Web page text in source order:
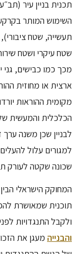
תכנית בניין עיר
השימוש המותר
תעשייה, שטח ציבורי),
שטח עיקרי ושטח
מכך כמו כבישים,
ארצית או מחוזית
מקומית ההוראות
הכלכלית והמעשית
לבניין שכן משנה
למגורים עלול
שכונה שקטה לעורק
המחוקק הישראלי
תוכנית שמאושרת
ולקבל התנגדויות
והבנייה